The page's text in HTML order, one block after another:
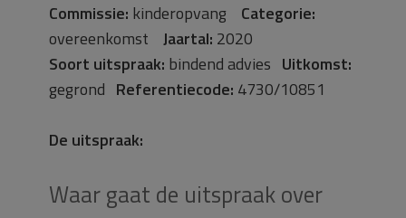
Commissie: kinderopvang Categorie:
overeenkomst Jaartal: 2020
Soort uitspraak: bindend advies Uitkomst:
gegrond Referentiecode: 4730/10851
De uitspraak:
Waar gaat de uitspraak over